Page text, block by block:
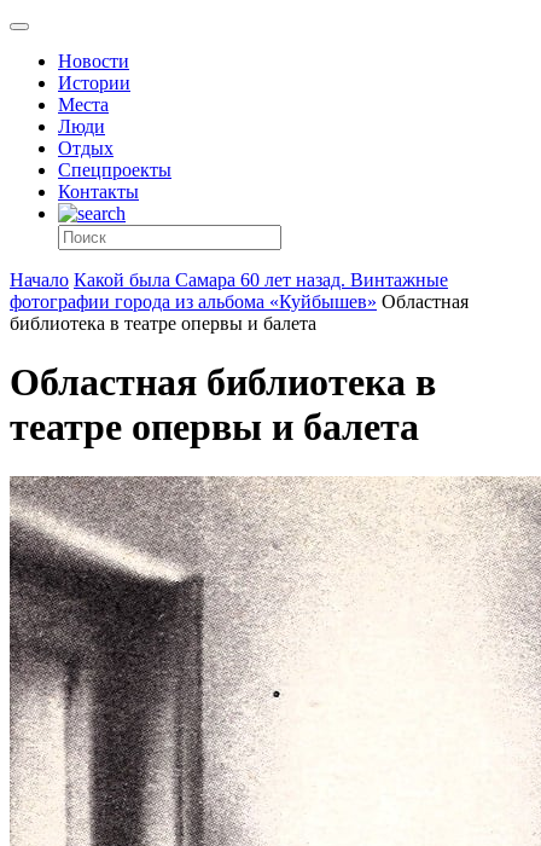
Новости
Истории
Места
Люди
Отдых
Спецпроекты
Контакты
Начало Какой была Самара 60 лет назад. Винтажные
фотографии города из альбома «Куйбышев» Областная
библиотека в театре опервы и балета
Областная библиотека в
театре опервы и балета